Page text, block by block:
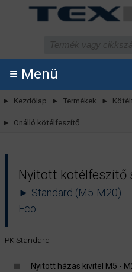
≡ Menü
► Kezdőlap ► Termékek ►
► Önálló kötélfeszítő
Nyitott kötélfeszítő
► Standard (M5-M20)
Eco
PK Standard
Nyitott házas kivitel M5 -